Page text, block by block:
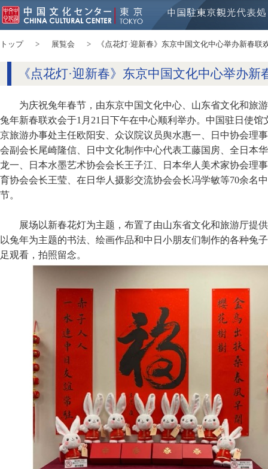
トップ 展覧会 《点花灯·迎新春》东京中国文化中心举办新春联
《点花灯·迎新春》东京中国文化中心举办新
为庆祝兔年春节，由东京中国文化中心、山东省文化和旅
兔年新春联欢会于1月21日下午在中心顺利举办。中国驻日使
京旅游办事处主任欧阳安、众议院议员舆水惠一、日中协会理
会副会长尾崎隆信、日中文化制作中心代表工藤国房、全日本
龙一、日本水墨艺术协会会长王子江、日本华人美术家协会理
育协会会长王莹、在日华人摄影交流协会会长冯学敏等70余名
节。
展场以新春花灯为主题，布置了由山东省文化和旅游厅提
以兔年为主题的书法、绘画作品和中日小朋友们制作的各种兔
足观看，拍照留念。